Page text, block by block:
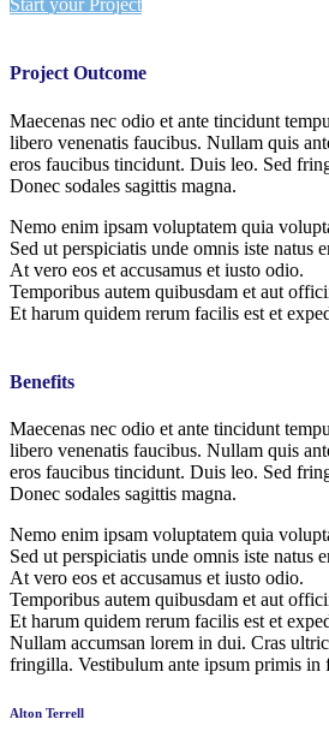
Start your Project
Project Outcome
Maecenas nec odio et ante tincidunt
libero venenatis faucibus. Nullam quis
eros faucibus tincidunt. Duis leo. Sed
Donec sodales sagittis magna.
Nemo enim ipsam voluptatem quia
Sed ut perspiciatis unde omnis iste natus
At vero eos et accusamus et iusto odio.
Temporibus autem quibusdam et aut
Et harum quidem rerum facilis est et
Benefits
Maecenas nec odio et ante tincidunt
libero venenatis faucibus. Nullam quis
eros faucibus tincidunt. Duis leo. Sed
Donec sodales sagittis magna.
Nemo enim ipsam voluptatem quia
Sed ut perspiciatis unde omnis iste natus
At vero eos et accusamus et iusto odio.
Temporibus autem quibusdam et aut
Et harum quidem rerum facilis est et
Nullam accumsan lorem in dui. Cras
fringilla. Vestibulum ante ipsum primis in
Alton Terrell